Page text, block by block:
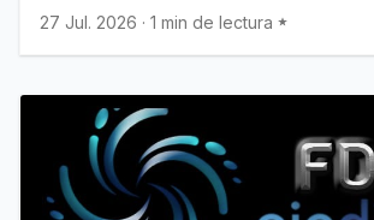
27 Jul. 2026 · 1 min de lectura